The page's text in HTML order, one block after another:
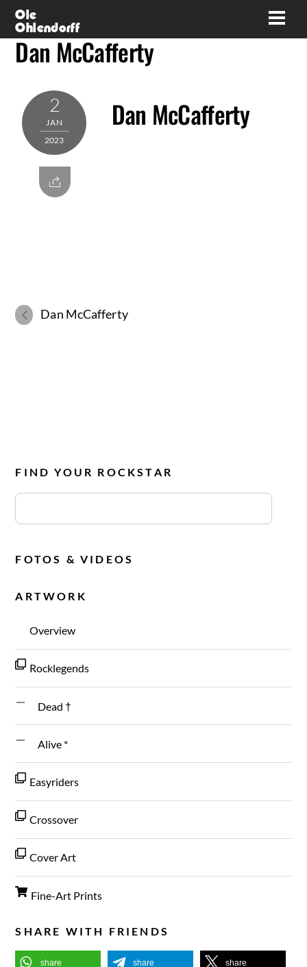
Skip
content
Ole
Ohlendorff
Dan McCafferty
2
JAN
2023
Dan McCafferty
Dan McCafferty
FIND YOUR ROCKSTAR
FOTOS & VIDEOS
ARTWORK
Overview
Rocklegends
Dead †
Alive *
Easyriders
Crossover
Cover Art
Fine-Art Prints
SHARE WITH FRIENDS
share share share